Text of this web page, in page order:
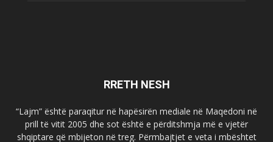
RRETH NESH
“Lajm” është paraqitur në hapësirën mediale në Maqedoni në
prill të vitit 2005 dhe sot është e përditshmja më e vjetër
shqiptare që mbijeton në treg. Përmbajtjet e veta i mbështet